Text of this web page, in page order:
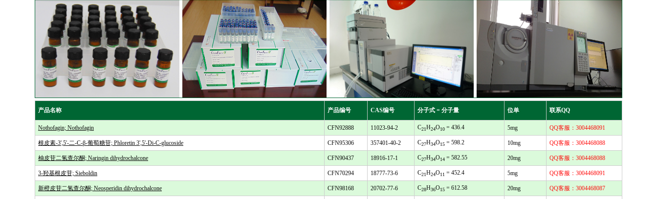
产品名称 产品编号 CAS编号 分子式 = 分子量 位单 联系QQ
Nothofagin; Nothofagin CFN92888 11023-94-2 C21H24O10 = 436.4 5mg QQ客服：3004468091
根皮素-3',5'-二-C-β-葡萄糖苷; Phloretin 3',5'-Di-C-glucoside CFN95306 357401-40-2 C27H34O15 = 598.2 10mg QQ客服：3004468088
柚皮苷二氢查尔酮; Naringin dihydrochalcone CFN90437 18916-17-1 C27H34O14 = 582.55 20mg QQ客服：3004468088
3-羟基根皮苷; Sieboldin CFN70294 18777-73-6 C21H24O11 = 452.4 5mg QQ客服：3004468091
新橙皮苷二氢查尔酮; Neosperidin dihydrochalcone CFN98168 20702-77-6 C28H36O15 = 612.58 20mg QQ客服：3004468087